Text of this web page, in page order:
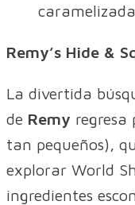
Remy’s Hide &
La divertida
de Remy regresa
tan pequeños),
explorar World
ingredientes